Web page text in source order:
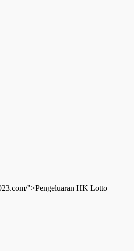
">Pengeluaran HK Lotto